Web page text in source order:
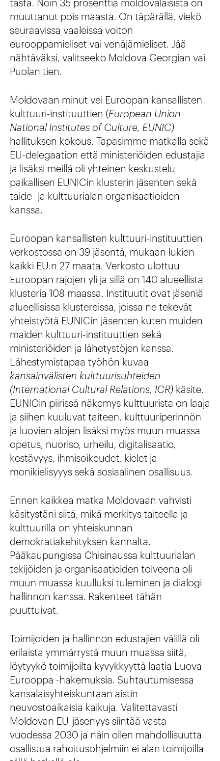
muuttanut pois maasta. On täpärällä, viekö
seuraavissa vaaleissa voiton
eurooppamieliset vai venäjämieliset. Jää
nähtäväksi, valitseeko Moldova Georgian vai
Puolan tien.
Moldovaan minut vei Euroopan kansallisten
kulttuuri-instituuttien (European Union
National Institutes of Culture, EUNIC)
hallituksen kokous. Tapasimme matkalla sekä
EU-delegaation että ministeriöiden edustajia
ja lisäksi meillä oli yhteinen keskustelu
paikallisen EUNICin klusterin jäsenten sekä
taide- ja kulttuurialan organisaatioiden
kanssa.
Euroopan kansallisten kulttuuri-instituuttien
verkostossa on 39 jäsentä, mukaan lukien
kaikki EU:n 27 maata. Verkosto ulottuu
Euroopan rajojen yli ja sillä on 140 alueellista
klusteria 108 maassa. Instituutit ovat jäseniä
alueellisissa klustereissa, joissa ne tekevät
yhteistyötä EUNICin jäsenten kuten muiden
maiden kulttuuri-instituuttien sekä
ministeriöiden ja lähetystöjen kanssa.
Lähestymistapaa työhön kuvaa
kansainvälisten kulttuurisuhteiden
(International Cultural Relations, ICR) käsite.
EUNICin piirissä näkemys kulttuurista on laaja
ja siihen kuuluvat taiteen, kulttuuriperinnön
ja luovien alojen lisäksi myös muun muassa
opetus, nuoriso, urheilu, digitalisaatio,
kestävyys, ihmisoikeudet, kielet ja
monikielisyyys sekä sosiaalinen osallisuus.
Ennen kaikkea matka Moldovaan vahvisti
käsitystäni siitä, mikä merkitys taiteella ja
kulttuurilla on yhteiskunnan
demokratiakehityksen kannalta.
Pääkaupungissa Chisinaussa kulttuurialan
tekijöiden ja organisaatioiden toiveena oli
muun muassa kuulluksi tuleminen ja dialogi
hallinnon kanssa. Rakenteet tähän
puuttuivat.
Toimijoiden ja hallinnon edustajien välillä oli
erilaista ymmärrystä muun muassa siitä,
löytyykö toimijoilta kyvykkyyttä laatia Luova
Eurooppa -hakemuksia. Suhtautumisessa
kansalaisyhteiskuntaan aistin
neuvostoaikaisia kaikuja. Valitettavasti
Moldovan EU-jäsenyys siintää vasta
vuodessa 2030 ja näin ollen mahdollisuutta
osallistua rahoitusohjelmiin ei alan toimijoilla